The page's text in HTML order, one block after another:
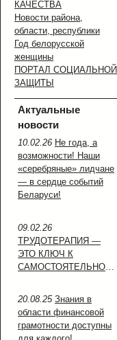
КАЧЕСТВА
Новости района,
области, республики
Год белорусской
женщины
ПОРТАЛ СОЦИАЛЬНОЙ
ЗАЩИТЫ
Актуальные
новости
10.02.26 Не года, а
возможности! Наши
«серебряные» лидчане
— в сердце событий
Беларуси!
09.02.26
ТРУДОТЕРАПИЯ —
ЭТО КЛЮЧ К
САМОСТОЯТЕЛЬНОСТИ!
20.08.25 Знания в
области финансовой
грамотности доступны